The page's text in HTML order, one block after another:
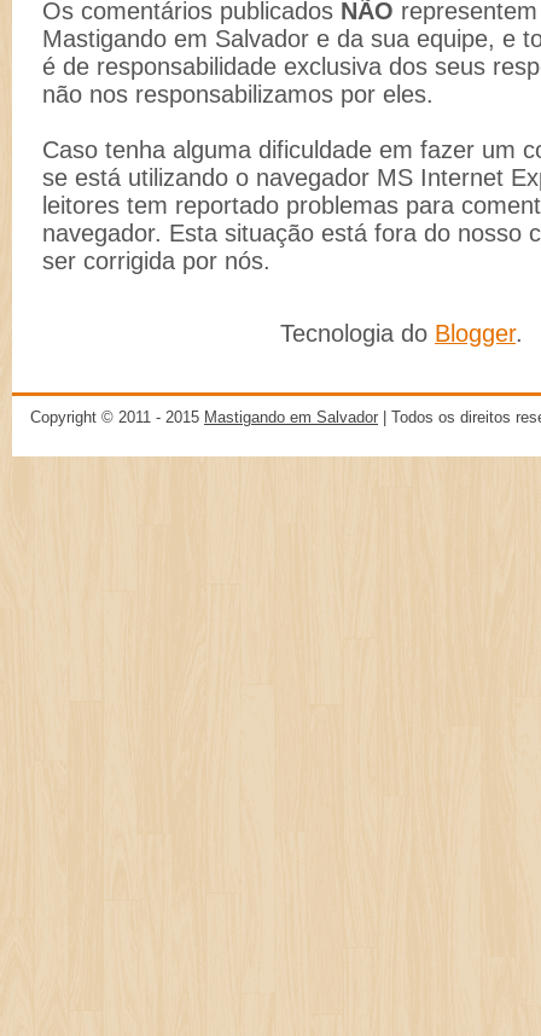
Os comentários publicados NÃO
Mastigando em Salvador e da sua equipe, e
é de responsabilidade exclusiva dos seus
não nos responsabilizamos por eles.
Caso tenha alguma dificuldade em fazer um
se está utilizando o navegador MS Internet
leitores tem reportado problemas para
navegador. Esta situação está fora do nosso
ser corrigida por nós.
Tecnologia do Blogger.
Copyright © 2011 - 2015 Mastigando em Salvador | Todos os direitos